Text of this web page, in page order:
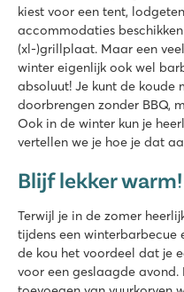
kiest voor een tent,
accommodaties
(xl-)grillplaat. Maar een
winter eigenlijk ook wel
absoluut! Je kunt de koude
doorbrengen zonder BBQ,
Ook in de winter kun je
vertellen we je hoe je dat
Blijf lekker warm!
Terwijl je in de zomer
tijdens een winterbarbecue
de kou het voordeel dat je
voor een geslaagde